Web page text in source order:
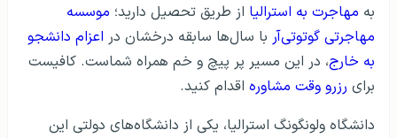
به مهاجرت به استرالیا از طریق تحصیل دارید؛ موسسه
مهاجرتی گوتوتی‌آر با سال‌ها سابقه درخشان در اعزام دانشجو
به خارج، در این مسیر پر پیچ و خم همراه شماست. کافیست
برای رزرو وقت مشاوره اقدام کنید.
دانشگاه ولونگونگ استرالیا، یکی از دانشگاه‌های دولتی این